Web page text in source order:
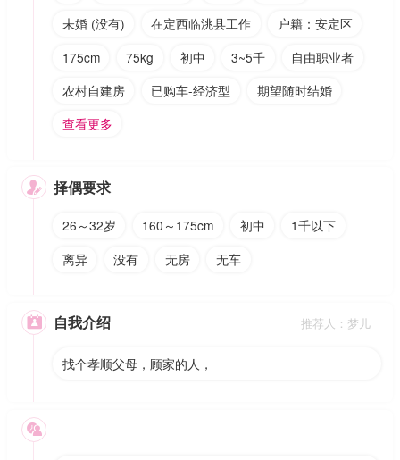
未婚 (没有)
在定西临洮县工作
户籍：安定区
175cm
75kg 初中 3~5千
自由职业者
农村自建房
已购车-经济型
期望随时结婚
查看更多
 择偶要求
26～32岁 160～175cm 初中
1千以下
离异
没有 无房 无车
 自我介绍 推荐人：梦儿
找个孝顺父母，顾家的人，
